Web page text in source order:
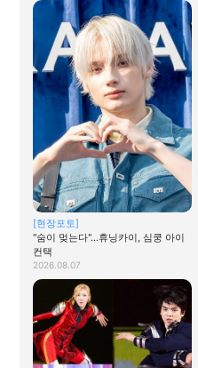
[현장포토]
"숨이 멎는다"…휴닝카이, 심쿵 아이
컨택
2026.08.07